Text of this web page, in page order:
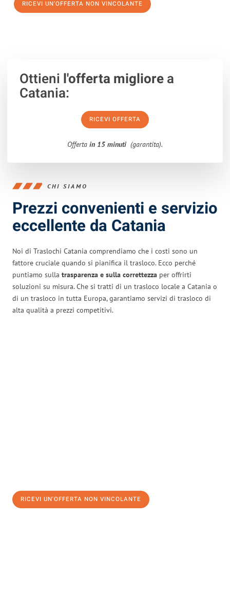
RICEVI UN'OFFERTA NON VINCOLANTE
Ottieni l'offerta migliorea
Catania:
RICEVI OFFERTA
Offerta in 15 minuti (garantita).
CHI SIAMO
Prezzi convenienti e servizio
eccellente da Catania
Noi di Traslochi Catania comprendiamo che i costi sono un
fattore cruciale quando si pianifica il trasloco. Ecco perché
puntiamo sulla trasparenza e sulla correttezza per offrirti
soluzioni su misura. Che si tratti di un trasloco locale a Catania o
di un trasloco in tutta Europa, garantiamo servizi di trasloco di
alta qualità a prezzi competitivi.
RICEVI UN'OFFERTA NON VINCOLANTE